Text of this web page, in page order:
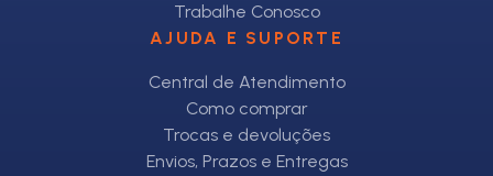
Trabalhe Conosco
AJUDA E SUPORTE
Central de Atendimento
Como comprar
Trocas e devoluções
Envios, Prazos e Entregas